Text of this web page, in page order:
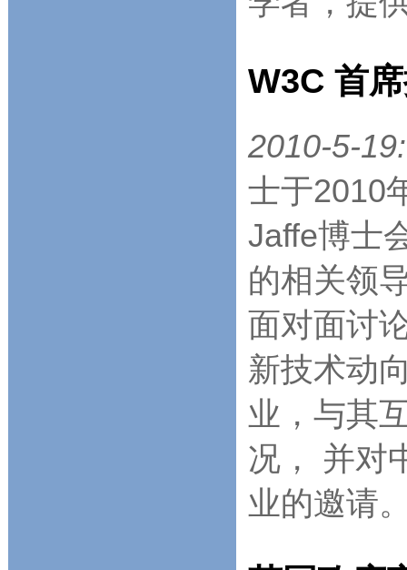
W3C 首
2010-5-19:
士于2010
Jaffe博士
的相关领
面对面讨
新技术动
业，与其
况， 并对
业的邀请